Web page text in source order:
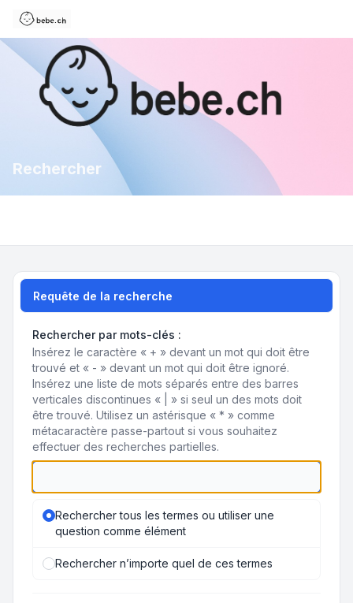
Rechercher
Requête de la recherche
Rechercher par mots-clés :
Insérez le caractère « + » devant un mot qui doit être
trouvé et « - » devant un mot qui doit être ignoré.
Insérez une liste de mots séparés entre des barres
verticales discontinues « | » si seul un des mots doit
être trouvé. Utilisez un astérisque « * » comme
métacaractère passe-partout si vous souhaitez
effectuer des recherches partielles.
Rechercher tous les termes ou utiliser une
question comme élément
Rechercher n’importe quel de ces termes